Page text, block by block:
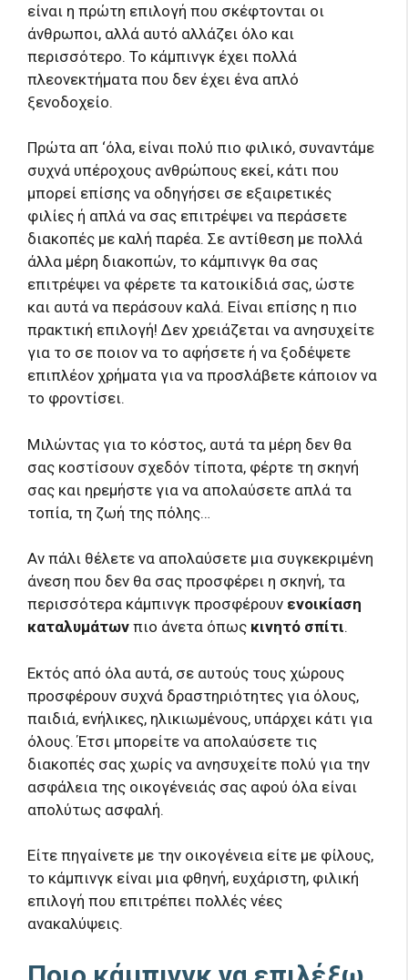
είναι η πρώτη επιλογή που σκέφτονται οι
άνθρωποι, αλλά αυτό αλλάζει όλο και
περισσότερο. Το κάμπινγκ έχει πολλά
πλεονεκτήματα που δεν έχει ένα απλό
ξενοδοχείο.
Πρώτα απ ‘όλα, είναι πολύ πιο φιλικό, συναντάμε
συχνά υπέροχους ανθρώπους εκεί, κάτι που
μπορεί επίσης να οδηγήσει σε εξαιρετικές
φιλίες ή απλά να σας επιτρέψει να περάσετε
διακοπές με καλή παρέα. Σε αντίθεση με πολλά
άλλα μέρη διακοπών, το κάμπινγκ θα σας
επιτρέψει να φέρετε τα κατοικίδιά σας, ώστε
και αυτά να περάσουν καλά. Είναι επίσης η πιο
πρακτική επιλογή! Δεν χρειάζεται να ανησυχείτε
για το σε ποιον να το αφήσετε ή να ξοδέψετε
επιπλέον χρήματα για να προσλάβετε κάποιον να
το φροντίσει.
Μιλώντας για το κόστος, αυτά τα μέρη δεν θα
σας κοστίσουν σχεδόν τίποτα, φέρτε τη σκηνή
σας και ηρεμήστε για να απολαύσετε απλά τα
τοπία, τη ζωή της πόλης…
Αν πάλι θέλετε να απολαύσετε μια συγκεκριμένη
άνεση που δεν θα σας προσφέρει η σκηνή, τα
περισσότερα κάμπινγκ προσφέρουν ενοικίαση
καταλυμάτων πιο άνετα όπως κινητό σπίτι.
Εκτός από όλα αυτά, σε αυτούς τους χώρους
προσφέρουν συχνά δραστηριότητες για όλους,
παιδιά, ενήλικες, ηλικιωμένους, υπάρχει κάτι για
όλους. Έτσι μπορείτε να απολαύσετε τις
διακοπές σας χωρίς να ανησυχείτε πολύ για την
ασφάλεια της οικογένειάς σας αφού όλα είναι
απολύτως ασφαλή.
Είτε πηγαίνετε με την οικογένεια είτε με φίλους,
το κάμπινγκ είναι μια φθηνή, ευχάριστη, φιλική
επιλογή που επιτρέπει πολλές νέες
ανακαλύψεις.